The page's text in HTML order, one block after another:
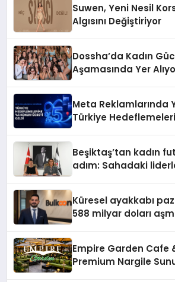
Suwen, Yeni Nesil
Algısını Değiştiriyor
Dossha’da Kadın
Aşamasında Yer
Meta Reklamlarında
Türkiye
Beşiktaş’tan kadın
adım: Sahadaki
Küresel ayakkabı
588 milyar doları
Empire Garden Cafe
Premium Nargile